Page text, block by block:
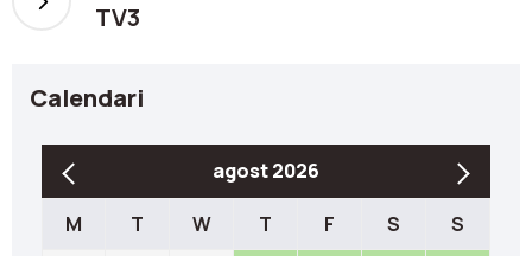
TV3
Calendari
agost 2026
M T W T F S S